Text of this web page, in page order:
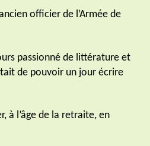
officier de l’Armée de
passionné de littérature et
de pouvoir un jour écrire
à l’âge de la retraite, en